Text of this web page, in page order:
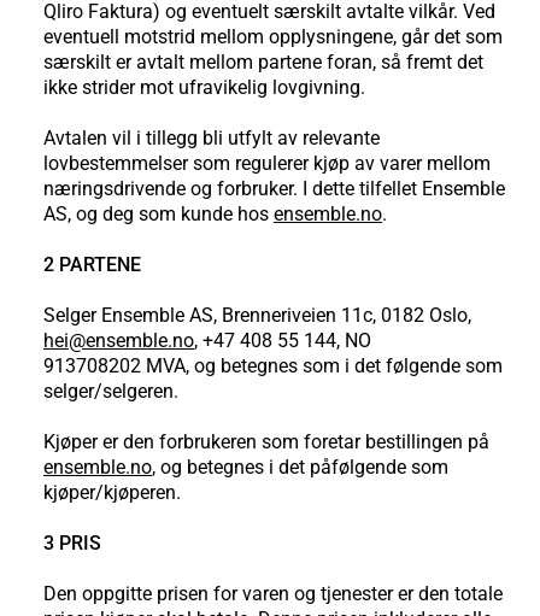
Qliro Faktura) og eventuelt særskilt avtalte vilkår. Ved
eventuell motstrid mellom opplysningene, går det som
særskilt er avtalt mellom partene foran, så fremt det
ikke strider mot ufravikelig lovgivning.
Avtalen vil i tillegg bli utfylt av relevante
lovbestemmelser som regulerer kjøp av varer mellom
næringsdrivende og forbruker. I dette tilfellet Ensemble
AS, og deg som kunde hos ensemble.no.
2 PARTENE
Selger Ensemble AS, Brenneriveien 11c, 0182 Oslo,
hei@ensemble.no, +47 408 55 144, NO
913708202 MVA, og betegnes som i det følgende som
selger/selgeren.
Kjøper er den forbrukeren som foretar bestillingen på
ensemble.no, og betegnes i det påfølgende som
kjøper/kjøperen.
3 PRIS
Den oppgitte prisen for varen og tjenester er den totale